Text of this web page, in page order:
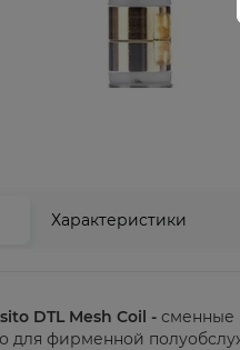
Характеристики
DTL Mesh Coil - сменные
для фирменной